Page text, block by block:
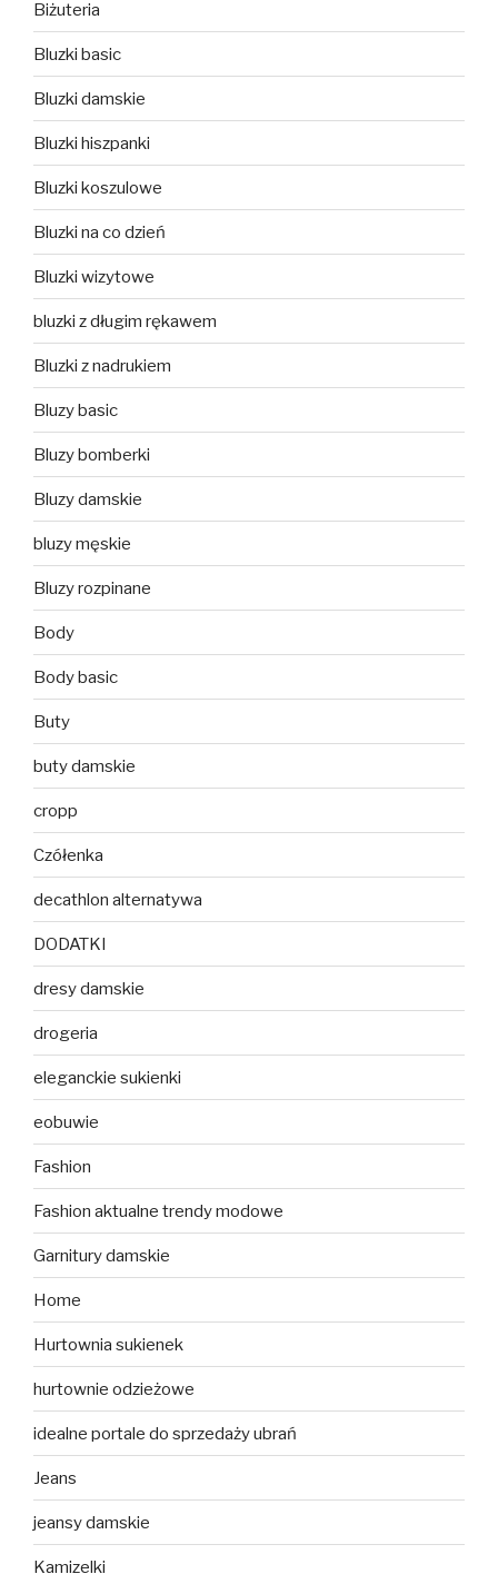
Biżuteria
Bluzki basic
Bluzki damskie
Bluzki hiszpanki
Bluzki koszulowe
Bluzki na co dzień
Bluzki wizytowe
bluzki z długim rękawem
Bluzki z nadrukiem
Bluzy basic
Bluzy bomberki
Bluzy damskie
bluzy męskie
Bluzy rozpinane
Body
Body basic
Buty
buty damskie
cropp
Czółenka
decathlon alternatywa
DODATKI
dresy damskie
drogeria
eleganckie sukienki
eobuwie
Fashion
Fashion aktualne trendy modowe
Garnitury damskie
Home
Hurtownia sukienek
hurtownie odzieżowe
idealne portale do sprzedaży ubrań
Jeans
jeansy damskie
Kamizelki